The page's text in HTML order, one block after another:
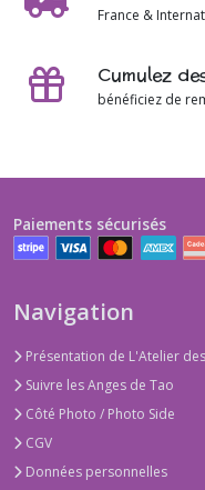
France &
Cumulez
bénéficiez de
Paiements sécurisés
Navigation
Présentation de L'Atelier
Suivre les Anges de Tao
Côté Photo / Photo Side
CGV
Données personnelles